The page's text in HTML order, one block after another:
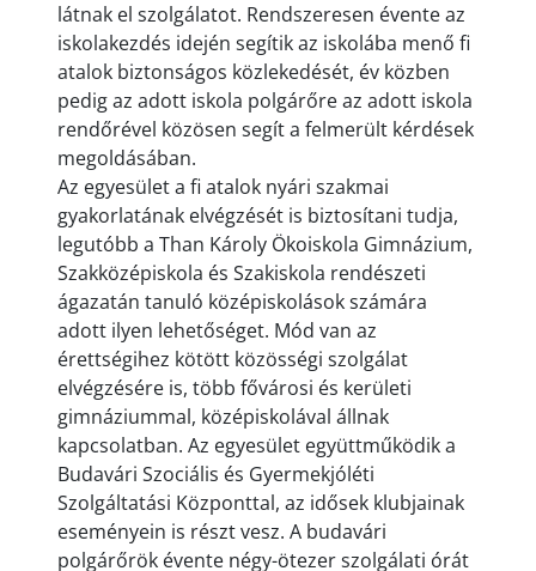
látnak el szolgálatot. Rendszeresen évente az
iskolakezdés idején segítik az iskolába menő fi
atalok biztonságos közlekedését, év közben
pedig az adott iskola polgárőre az adott iskola
rendőrével közösen segít a felmerült kérdések
megoldásában.
Az egyesület a fi atalok nyári szakmai
gyakorlatának elvégzését is biztosítani tudja,
legutóbb a Than Károly Ökoiskola Gimnázium,
Szakközépiskola és Szakiskola rendészeti
ágazatán tanuló középiskolások számára
adott ilyen lehetőséget. Mód van az
érettségihez kötött közösségi szolgálat
elvégzésére is, több fővárosi és kerületi
gimnáziummal, középiskolával állnak
kapcsolatban. Az egyesület együttműködik a
Budavári Szociális és Gyermekjóléti
Szolgáltatási Központtal, az idősek klubjainak
eseményein is részt vesz. A budavári
polgárőrök évente négy-ötezer szolgálati órát